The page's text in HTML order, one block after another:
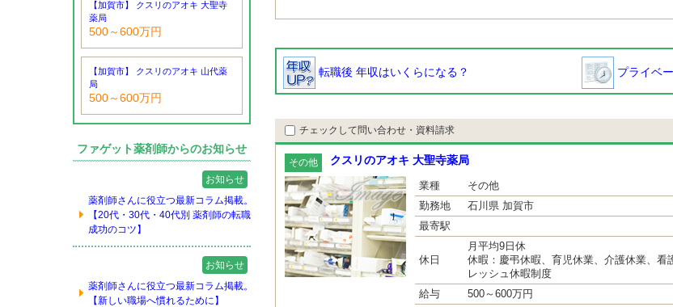
【加賀市】 クスリのアオキ 大聖寺
薬局
500～600万円
【加賀市】 クスリのアオキ 山代薬
局
500～600万円
ファゲット薬剤師からのお知らせ
お知らせ
薬剤師さんに役立つ最新コラム掲載。
【20代・30代・40代別 薬剤師の転職
成功のコツ】
お知らせ
薬剤師さんに役立つ最新コラム掲載。
【新しい職場へ慣れるために】
転職後 年収はいくらになる？ プライベ
チェックして問い合わせ・資料請求
その他 クスリのアオキ 大聖寺薬局
業種
その他
勤務地
石川県 加賀市
最寄駅
休日
月平均9日休
休暇：慶弔休暇、育児休業、介護休業、
レッシュ休暇制度
給与
500～600万円